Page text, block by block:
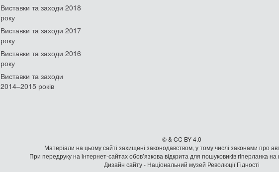
Виставки та заходи 2018
року
Виставки та заходи 2017
року
Виставки та заходи 2016
року
Виставки та заходи
2014–2015 років
© & CC BY 4.0
Матеріали на цьому сайті захищені законодавством, у тому числі законами про
При передруку на iнтернет-сайтах обов’язкова відкрита для пошуковиків гiперланка
Дизайн сайту - Національний музей Революції Гідності